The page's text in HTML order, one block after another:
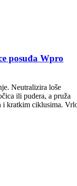
posuđa Wpro
Neutralizira loše
ili pudera, a pruža
i kratkim ciklusima.